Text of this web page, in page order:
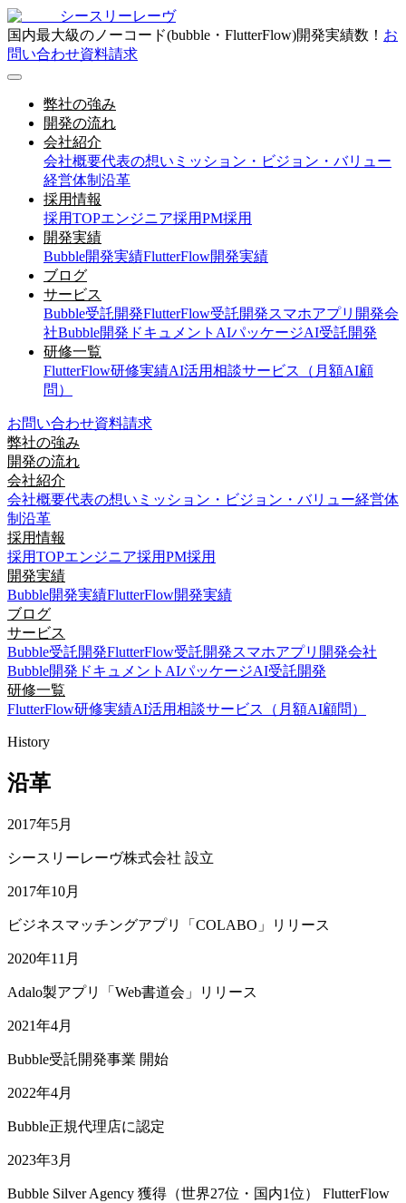
シースリーレーヴ
国内最大級のノーコード(bubble・FlutterFlow)開発実績数！ お
問い合わせ資料請求
弊社の強み
開発の流れ
会社紹介
会社概要代表の想い ミッション・ビジョン・バリュー
経営体制 沿革
採用情報
採用TOPエンジニア採用PM採用
開発実績
Bubble開発実績FlutterFlow開発実績
ブログ
サービス
Bubble受託開発FlutterFlow受託開発スマホアプリ開発会
社Bubble開発ドキュメント AIパッケージAI受託開発
研修一覧
FlutterFlow研修実績AI活用相談サービス（月額AI顧
問）
お問い合わせ資料請求
弊社の強み
開発の流れ
会社紹介
会社概要代表の想い ミッション・ビジョン・バリュー経営体
制 沿革
採用情報
採用TOPエンジニア採用PM採用
開発実績
Bubble開発実績FlutterFlow開発実績
ブログ
サービス
Bubble受託開発FlutterFlow受託開発スマホアプリ開発会社
Bubble開発ドキュメント AIパッケージAI受託開発
研修一覧
FlutterFlow研修実績AI活用相談サービス（月額AI顧問）
History
沿革
2017年5月
シースリーレーヴ株式会社 設立
2017年10月
ビジネスマッチングアプリ「COLABO」リリース
2020年11月
Adalo製アプリ「Web書道会」リリース
2021年4月
Bubble受託開発事業 開始
2022年4月
Bubble正規代理店に認定
2023年3月
Bubble Silver Agency 獲得（世界27位・国内1位） FlutterFlow